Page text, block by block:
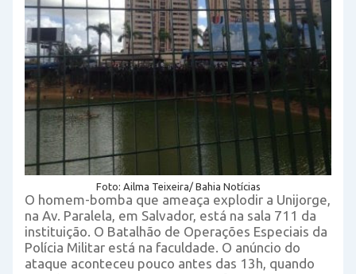
Foto: Ailma Teixeira/ Bahia Notícias
O homem-bomba que ameaça explodir a Unijorge,
na Av. Paralela, em Salvador, está na sala 711 da
instituição. O Batalhão de Operações Especiais da
Polícia Militar está na faculdade. O anúncio do
ataque aconteceu pouco antes das 13h, quando